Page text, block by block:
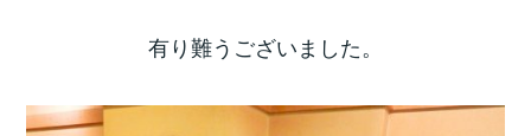
有り難うございました。